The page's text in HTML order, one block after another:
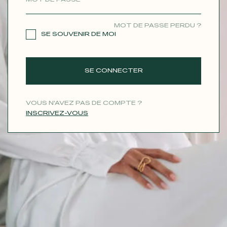
MOT DE PASSE PERDU ?
SE SOUVENIR DE MOI
SE CONNECTER
VOUS N'AVEZ PAS DE COMPTE ?
INSCRIVEZ-VOUS